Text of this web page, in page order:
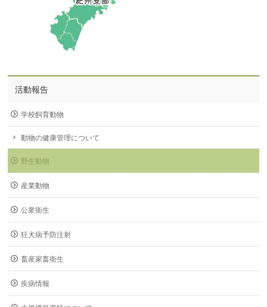
活動報告
学校飼育動物
動物の健康管理について
野生動物
産業動物
公衆衛生
狂犬病予防注射
畜産家畜衛生
疾病情報